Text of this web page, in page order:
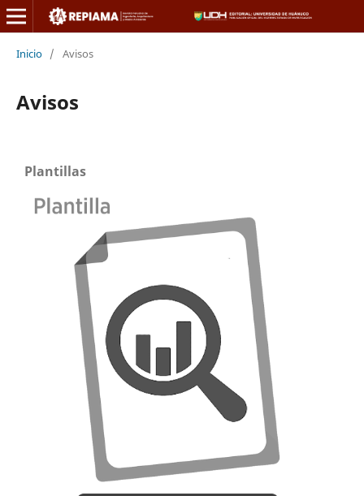
Inicio / Avisos
Avisos
Plantillas